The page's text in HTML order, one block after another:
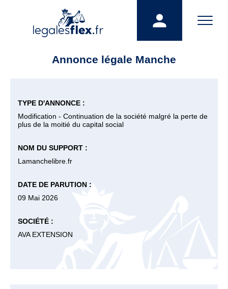
Annonce légale Manche
TYPE D'ANNONCE :
Modification - Continuation de la société malgré la perte de
plus de la moitié du capital social
NOM DU SUPPORT :
Lamanchelibre.fr
DATE DE PARUTION :
09 Mai 2026
SOCIÉTÉ :
AVA EXTENSION